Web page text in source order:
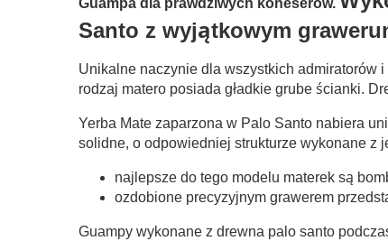
Santo z wyjątkowym
Unikalne naczynie dla wszystkich admiratorów
rodzaj matero posiada gładkie grube ścianki.
Yerba Mate zaparzona w Palo Santo nabiera
solidne, o odpowiedniej strukturze wykonane z
najlepsze do tego modelu materek są
ozdobione precyzyjnym grawerem
Guampy wykonane z drewna palo santo